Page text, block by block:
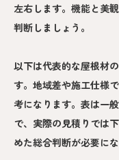
左右します。機能と美
判断しましょう。
以下は代表的な屋根材
す。地域差や施工仕様
考になります。表は一
で、実際の見積りでは
めた総合判断が必要にな